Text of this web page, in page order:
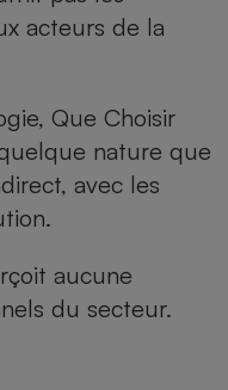
acteurs de la
Que Choisir
nature que
avec les
aucune
du secteur.